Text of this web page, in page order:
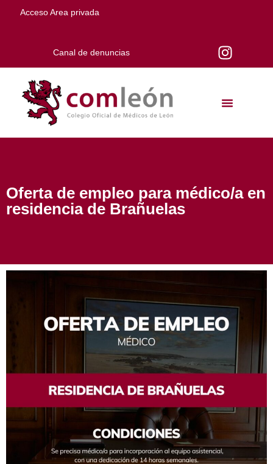
Acceso Area privada
Canal de denuncias
Oferta de empleo para médico/a en
residencia de Brañuelas